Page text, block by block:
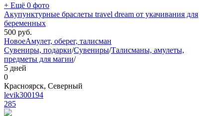
+ Ещё 0 фото
Акупунктурные браслеты travel dream от укачивания для
беременных
500 руб.
НовоеАмулет, оберег, талисман
Сувениры, подарки/Сувениры/Талисманы, амулеты,
предметы для магии/
5 дней
0
Красноярск, Северный
levik300194
285